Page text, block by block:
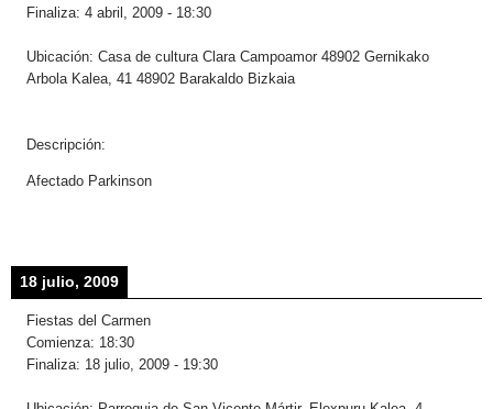
Finaliza: 4 abril, 2009 - 18:30
Ubicación: Casa de cultura Clara Campoamor 48902 Gernikako
Arbola Kalea, 41 48902 Barakaldo Bizkaia
Descripción:
Afectado Parkinson
18 julio, 2009
Fiestas del Carmen
Comienza: 18:30
Finaliza: 18 julio, 2009 - 19:30